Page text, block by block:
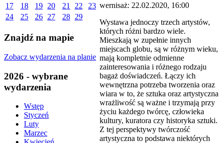
17
18 19 20 21 22
23
24
25 26 27 28 29
Znajdź na mapie
Zobacz wydarzenia na planie
2026 - wybrane
wydarzenia
Wstęp
Styczeń
Luty
Marzec
wernisaż: 22.02.2020, 16:00
Wystawa jednoczy trzech artystów,
których różni bardzo wiele.
Mieszkają w zupełnie innych
miejscach globu, są w różnym wieku,
mają kompletnie odmienne
zainteresowania i różnego rodzaju
bagaż doświadczeń. Łączy ich
wewnętrzna potrzeba tworzenia oraz
wiara w to, że sztuka oraz artystyczna
wrażliwość są ważne i trzymają przy
życiu każdego twórcę, człowieka
kultury, kuratora czy historyka sztuki.
Z tej perspektywy twórczość
artystyczna to podstawa niektórych